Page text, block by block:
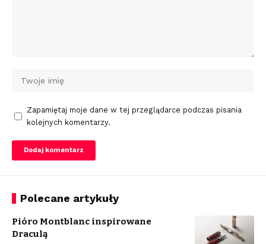
Zapamiętaj moje dane w tej przeglądarce podczas pisania
kolejnych komentarzy.
Polecane artykuły
Pióro Montblanc inspirowane
Draculą